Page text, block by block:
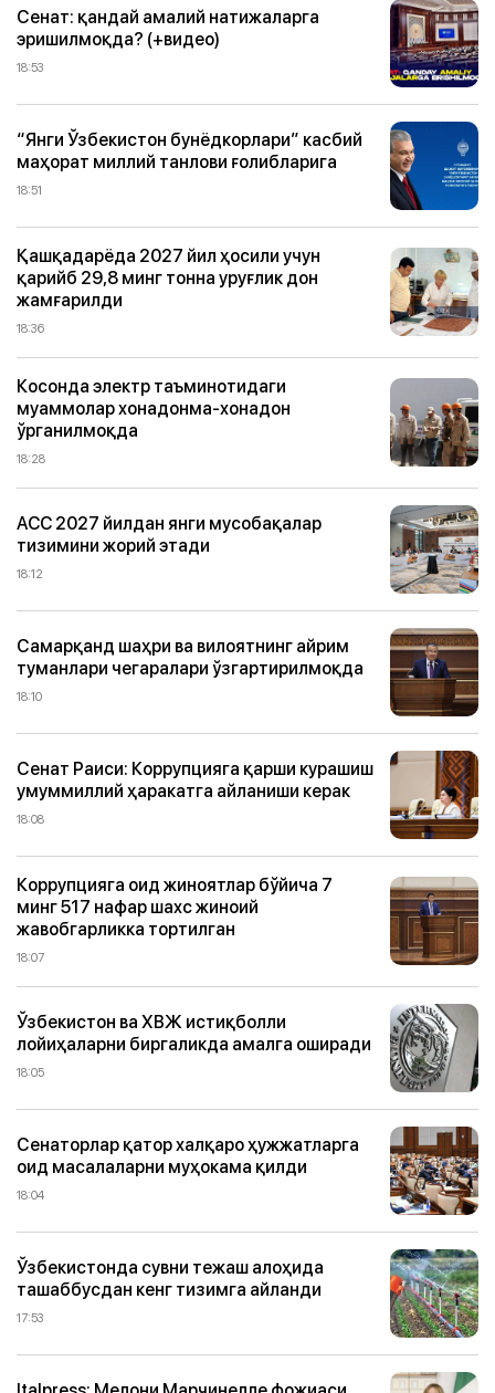
Сенат: қандай амалий натижаларга
эришилмоқда? (+видео)
18:53
“Янги Ўзбекистон бунёдкорлари” касбий
маҳорат миллий танлови ғолибларига
18:51
Қашқадарёда 2027 йил ҳосили учун
қарийб 29,8 минг тонна уруғлик дон
жамғарилди
18:36
Косонда электр таъминотидаги
муаммолар хонадонма-хонадон
ўрганилмоқда
18:28
ACC 2027 йилдан янги мусобақалар
тизимини жорий этади
18:12
Самарқанд шаҳри ва вилоятнинг айрим
туманлари чегаралари ўзгартирилмоқда
18:10
Сенат Раиси: Коррупцияга қарши курашиш
умуммиллий ҳаракатга айланиши керак
18:08
Коррупцияга оид жиноятлар бўйича 7
минг 517 нафар шахс жиноий
жавобгарликка тортилган
18:07
Ўзбекистон ва ХВЖ истиқболли
лойиҳаларни биргаликда амалга оширади
18:05
Сенаторлар қатор халқаро ҳужжатларга
оид масалаларни муҳокама қилди
18:04
Ўзбекистонда сувни тежаш алоҳида
ташаббусдан кенг тизимга айланди
17:53